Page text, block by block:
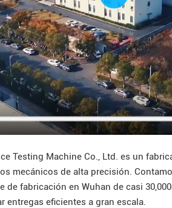
Play
Testing Machine Co., Ltd. es un
mecánicos de alta precisión.
de fabricación en Wuhan de casi
entregas eficientes a gran escala.